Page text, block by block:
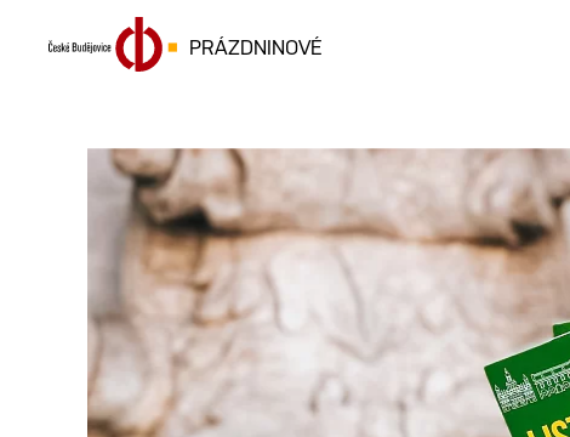
PRÁZDNINOVÉ